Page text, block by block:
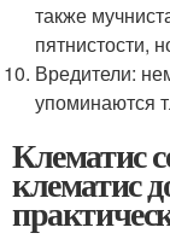
также
пятнистости,
Вредители:
упоминаются
Клематис
клематис